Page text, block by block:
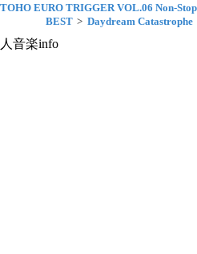
TOHO EURO TRIGGER VOL.06 Non-Stop
BEST
Daydream Catastrophe
音楽info